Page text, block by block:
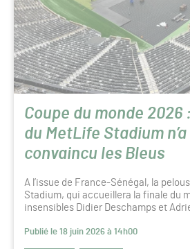
Coupe du monde 2026
du MetLife Stadium n’a
convaincu les Bleus
A l’issue de France-Sénégal, la
Stadium, qui accueillera la finale du
insensibles Didier Deschamps et
Publié le 18 juin 2026 à 14h00